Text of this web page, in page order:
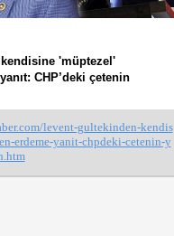
'müptezel'
CHP’deki çetenin
levent-gultekinden-kendis
erdeme-yanit-chpdeki-cetenin-y